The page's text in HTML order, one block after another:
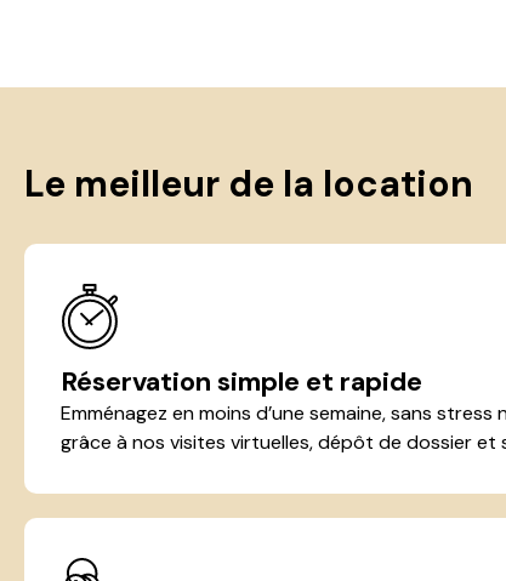
Le meilleur de la location
Réservation simple et rapide
Emménagez en moins d’une semaine, sans
grâce à nos visites virtuelles, dépôt de dossier et